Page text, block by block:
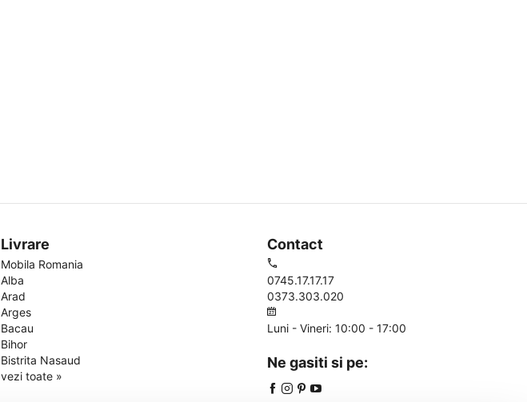
Livrare
Mobila Romania
Alba
Arad
Arges
Bacau
Bihor
Bistrita Nasaud
vezi toate »
Contact
0745.17.17.17
0373.303.020
Luni - Vineri: 10:00 - 17:00
Ne gasiti si pe: